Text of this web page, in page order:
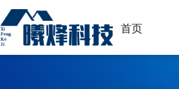
首页